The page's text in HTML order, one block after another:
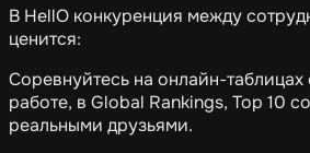
В HellO конкуренция между
ценится:
Соревнуйтесь на онлайн-таблицах
работе, в Global Rankings, Top 10
реальными друзьями.